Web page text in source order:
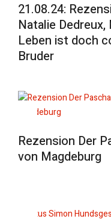
21.08.24:
Natalie Dedreux,
Leben ist doch
Bruder
Rezension Der
von Magdeburg